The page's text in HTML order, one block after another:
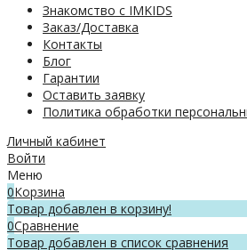
Знакомство с IMKIDS
Заказ/Доставка
Контакты
Блог
Гарантии
Оставить заявку
Политика обработки
Личный кабинет
Войти
Меню
0Корзина
Товар добавлен в корзину!
0Сравнение
Товар добавлен в список сравнения